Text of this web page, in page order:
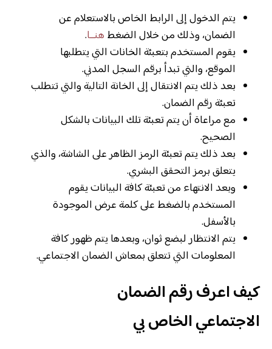
يتم الدخول إلى الرابط الخاص بالاستعلام عن
الضمان، وذلك من خلال الضغط هنــا.
يقوم المستخدم بتعبئة الخانات التي يتطلبها
الموقع، والتي تبدأ برقم السجل المدني.
بعد ذلك يتم الانتقال إلى الخانة التالية والتي تتطلب
تعبئة رقم الضمان.
مع مراعاة أن يتم تعبئة تلك البيانات بالشكل
الصحيح.
بعد ذلك يتم تعبئة الرمز الظاهر على الشاشة، والذي
يتعلق برمز التحقق البشري.
وبعد الانتهاء من تعبئة كافة البيانات يقوم
المستخدم بالضغط على كلمة عرض الموجودة
بالأسفل.
يتم الانتظار لبضع ثوان، وبعدها يتم ظهور كافة
المعلومات التي تتعلق بمعاش الضمان الاجتماعي.
كيف اعرف رقم الضمان
الاجتماعي الخاص بي